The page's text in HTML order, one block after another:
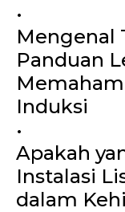
•
Mengenal
Panduan
Induksi
•
Apakah
Instalasi
dalam